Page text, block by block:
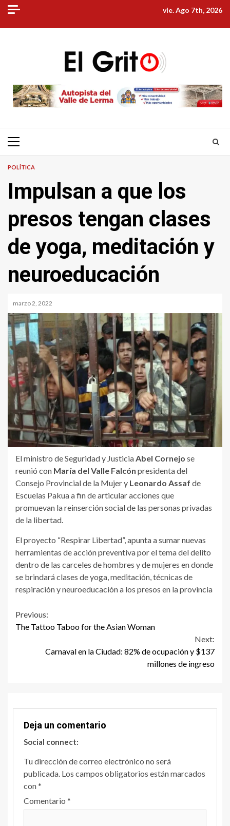
Skip
content
vie. Ago 7th, 2026
Primary
POLÍTICA
Impulsan a que los
presos tengan clases
de yoga, meditación y
neuroeducación
marzo 2, 2022
El ministro de Seguridad y Justicia Abel Cornejo se
reunió con María del Valle Falcón presidenta del
Consejo Provincial de la Mujer y Leonardo Assaf de
Escuelas Pakua a fin de articular acciones que
promuevan la reinserción social de las personas privadas
de la libertad.
El proyecto “Respirar Libertad”, apunta a sumar nuevas
herramientas de acción preventiva por el tema del delito
dentro de las carceles de hombres y de mujeres en donde
se brindará clases de yoga, meditación, técnicas de
respiración y neuroeducación a los presos en la provincia
Continue
Previous:
The Tattoo Taboo for the Asian Woman
Next:
Carnaval en la Ciudad: 82% de ocupación y $137
millones de ingreso
Deja un comentario
Social connect:
Tu dirección de correo electrónico no será
publicada. Los campos obligatorios están marcados
con*
Comentario *